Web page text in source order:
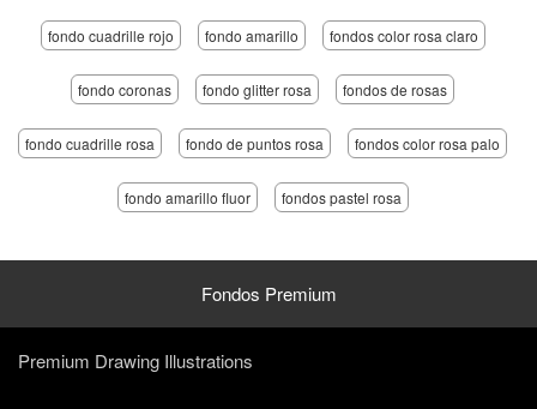
fondo cuadrille rojo fondo amarillo fondos color rosa claro
fondo coronas fondo glitter rosa fondos de rosas
fondo cuadrille rosa fondo de puntos rosa fondos color rosa palo
fondo amarillo fluor fondos pastel rosa
Fondos Premium
Premium Drawing Illustrations